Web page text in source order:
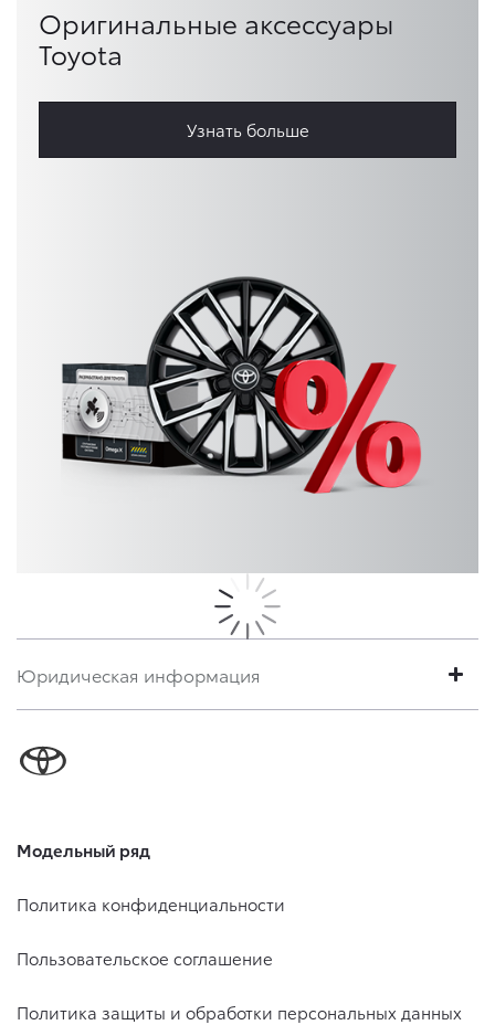
Оригинальные аксессуары
Toyota
Узнать больше
Юридическая информация
Модельный ряд
Политика конфиденциальности
Пользовательское соглашение
Политика защиты и обработки персональных данных